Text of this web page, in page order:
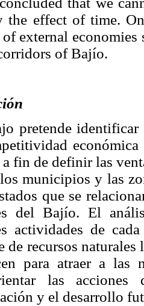
the effect of time.
external
of Bajío.
pretende
fin de definir las
municipios y las
que se
del Bajío. El
actividades de
de recursos naturales
para atraer a las
las
y el desarrollo